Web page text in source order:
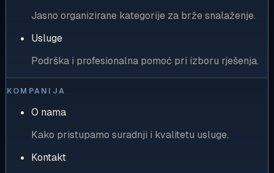
Jasno organizirane kategorije za brže snalaženje.
Usluge
Podrška i profesionalna pomoć pri izboru rješenja.
KOMPANIJA
O nama
Kako pristupamo suradnji i kvalitetu usluge.
Kontakt